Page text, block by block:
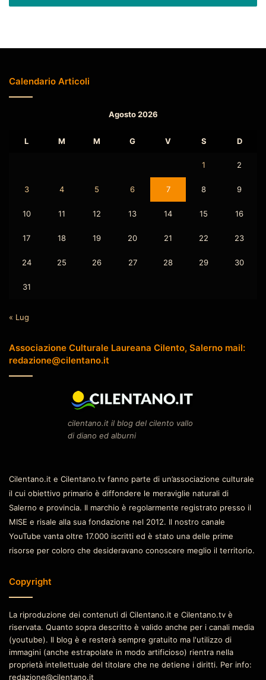
Calendario Articoli
Agosto 2026
L M M G V S D
1 2
3 4 5 6 7 8 9
10 11 12 13 14 15 16
17 18 19 20 21 22 23
24 25 26 27 28 29 30
31
« Lug
Associazione Culturale Laureana Cilento, Salerno mail:
redazione@cilentano.it
cilentano.it il blog del cilento vallo
di diano ed alburni
Cilentano.it e Cilentano.tv fanno parte di un’associazione culturale
il cui obiettivo primario è diffondere le meraviglie naturali di
Salerno e provincia. Il marchio è regolarmente registrato presso il
MISE e risale alla sua fondazione nel 2012. Il nostro canale
YouTube vanta oltre 17.000 iscritti ed è stato una delle prime
risorse per coloro che desideravano conoscere meglio il territorio.
Copyright
La riproduzione dei contenuti di Cilentano.it e Cilentano.tv è
riservata. Quanto sopra descritto è valido anche per i canali media
(youtube). Il blog è e resterà sempre gratuito ma l'utilizzo di
immagini (anche estrapolate in modo artificioso) rientra nella
proprietà intellettuale del titolare che ne detiene i diritti. Per info:
redazione@cilentano.it